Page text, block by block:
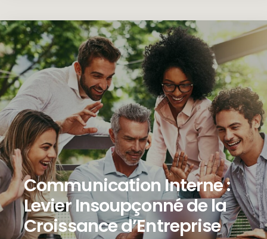
Communication Interne :
Levier Insoupçonné de la
Croissance d’Entreprise